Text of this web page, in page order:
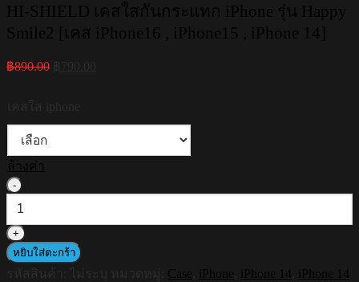
HI-SHIELD เคสใสกันกระแทก iPhone รุ่น Happy
Smile2 [เคส iPhone16 , iPhone15 , iPhone 14]
฿890.00
ล้างค่า
SHIELD
เคส
ใส
หยิบใส่ตะกร้า
Case iPhone iPhone 14
iPhone 14